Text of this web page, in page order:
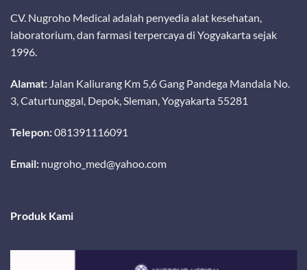
CV. Nugroho Medical adalah penyedia alat kesehatan,
laboratorium, dan farmasi terpercaya di Yogyakarta sejak
1996.
Alamat: Jalan Kaliurang Km 5,6 Gang Pandega Mandala No.
3, Caturtunggal, Depok, Sleman, Yogyakarta 55281
Telepon:081391116091
Email: nugroho_med@yahoo.com
Produk Kami